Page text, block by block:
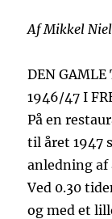
Af Mikkel
DEN GAMLE
1946/47 I
På en
til året 1947
anledning af
Ved 0.30
og med et